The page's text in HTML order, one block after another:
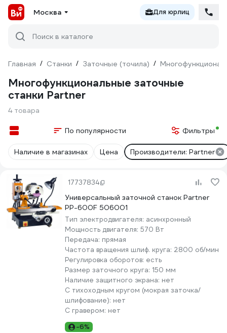
Москва Для юрлиц
Поиск в каталоге
Главная / Станки / Заточные (точила) /
Многофункциональные заточные
станки Partner
4 товара
По популярности Фильтры
Наличие в магазинах Цена Производители: Partner
17737834
Универсальный заточной станок Partner
PP-600F 506001
Тип электродвигателя: асинхронный
Мощность двигателя: 570 Вт
Передача: прямая
Частота вращения шлиф. круга: 2800 об/мин
Регулировка оборотов: есть
Размер заточного круга: 150 мм
Наличие защитного экрана: нет
С тихоходным кругом (мокрая заточка/
шлифование): нет
С гравером: нет
-6%